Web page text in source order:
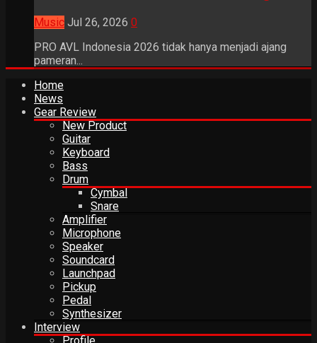
Music Jul 26, 2026 0
PRO AVL Indonesia 2026 tidak hanya menjadi ajang
pameran...
Home
News
Gear Review
New Product
Guitar
Keyboard
Bass
Drum
Cymbal
Snare
Amplifier
Microphone
Speaker
Soundcard
Launchpad
Pickup
Pedal
Synthesizer
Interview